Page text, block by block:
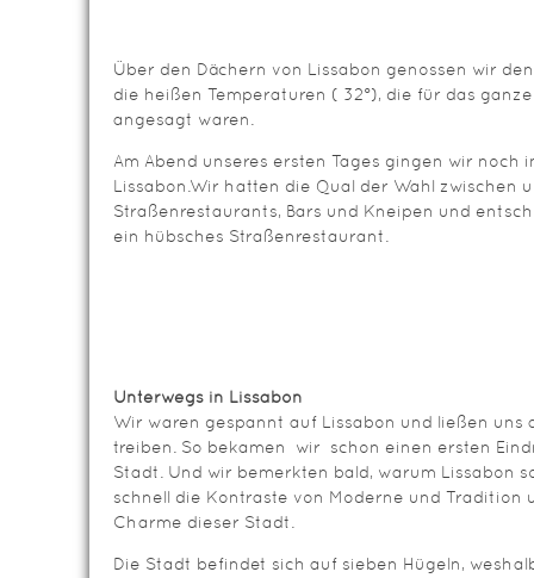
Über den Dächern von Lissabon genossen wir
die heißen Temperaturen ( 32°), die für das
angesagt waren.
Am Abend unseres ersten Tages gingen wir noch
Lissabon.Wir hatten die Qual der Wahl zwischen
Straßenrestaurants, Bars und Kneipen und
ein hübsches Straßenrestaurant.
Unterwegs in Lissabon
Wir waren gespannt auf Lissabon und ließen uns
treiben. So bekamen wir schon einen ersten
Stadt. Und wir bemerkten bald, warum Lissabon
schnell die Kontraste von Moderne und Tradition
Charme dieser Stadt.
Die Stadt befindet sich auf sieben Hügeln,